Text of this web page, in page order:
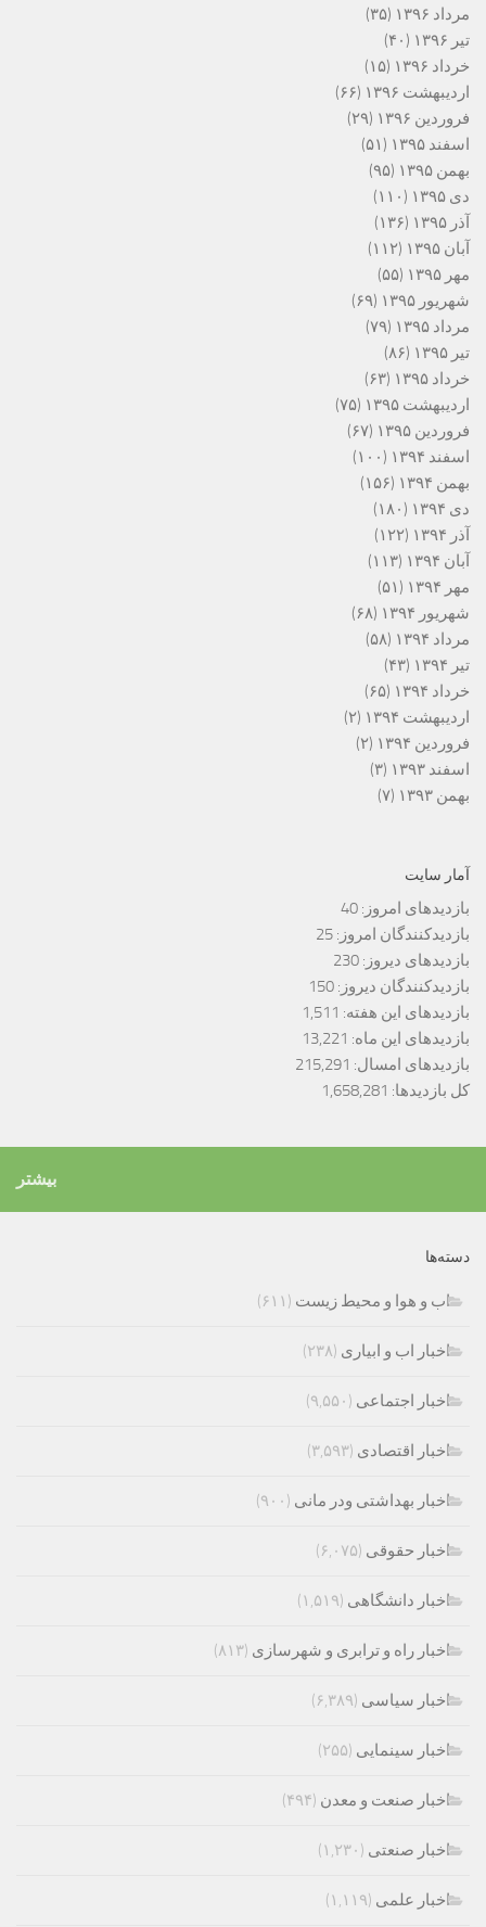
مرداد ۱۳۹۶
(۳۵)
تیر ۱۳۹۶
(۴۰)
خرداد ۱۳۹۶
(۱۵)
اردیبهشت ۱۳۹۶
(۶۶)
فروردین ۱۳۹۶
(۲۹)
اسفند ۱۳۹۵
(۵۱)
بهمن ۱۳۹۵
(۹۵)
دی ۱۳۹۵
(۱۱۰)
آذر ۱۳۹۵
(۱۳۶)
آبان ۱۳۹۵
(۱۱۲)
مهر ۱۳۹۵
(۵۵)
شهریور ۱۳۹۵
(۶۹)
مرداد ۱۳۹۵
(۷۹)
تیر ۱۳۹۵
(۸۶)
خرداد ۱۳۹۵
(۶۳)
اردیبهشت ۱۳۹۵
(۷۵)
فروردین ۱۳۹۵
(۶۷)
اسفند ۱۳۹۴
(۱۰۰)
بهمن ۱۳۹۴
(۱۵۶)
دی ۱۳۹۴
(۱۸۰)
آذر ۱۳۹۴
(۱۲۲)
آبان ۱۳۹۴
(۱۱۳)
مهر ۱۳۹۴
(۵۱)
شهریور ۱۳۹۴
(۶۸)
مرداد ۱۳۹۴
(۵۸)
تیر ۱۳۹۴
(۴۳)
خرداد ۱۳۹۴
(۶۵)
اردیبهشت ۱۳۹۴
(۲)
فروردین ۱۳۹۴
(۲)
اسفند ۱۳۹۳
(۳)
بهمن ۱۳۹۳
(۷)
آمار سایت
بازدیدهای امروز: 40
بازدیدکنندگان امروز: 25
بازدیدهای دیروز: 230
بازدیدکنندگان دیروز: 150
بازدیدهای این هفته: 1,511
بازدیدهای این ماه: 13,221
بازدیدهای امسال: 215,291
کل بازدیدها: 1,658,281
بیشتر
دسته‌ها
اب و هوا و محیط زیست (۶۱۱)
اخبار اب و ابیاری (۲۳۸)
اخبار اجتماعی (۹,۵۵۰)
اخبار اقتصادی (۳,۵۹۳)
اخبار بهداشتی ودر مانی (۹۰۰)
اخبار حقوقی (۶,۰۷۵)
اخبار دانشگاهی (۱,۵۱۹)
اخبار راه و ترابری و شهرسازی (۸۱۳)
اخبار سیاسی (۶,۳۸۹)
اخبار سینمایی (۲۵۵)
اخبار صنعت و معدن (۴۹۴)
اخبار صنعتی (۱,۲۳۰)
اخبار علمی (۱,۱۱۹)